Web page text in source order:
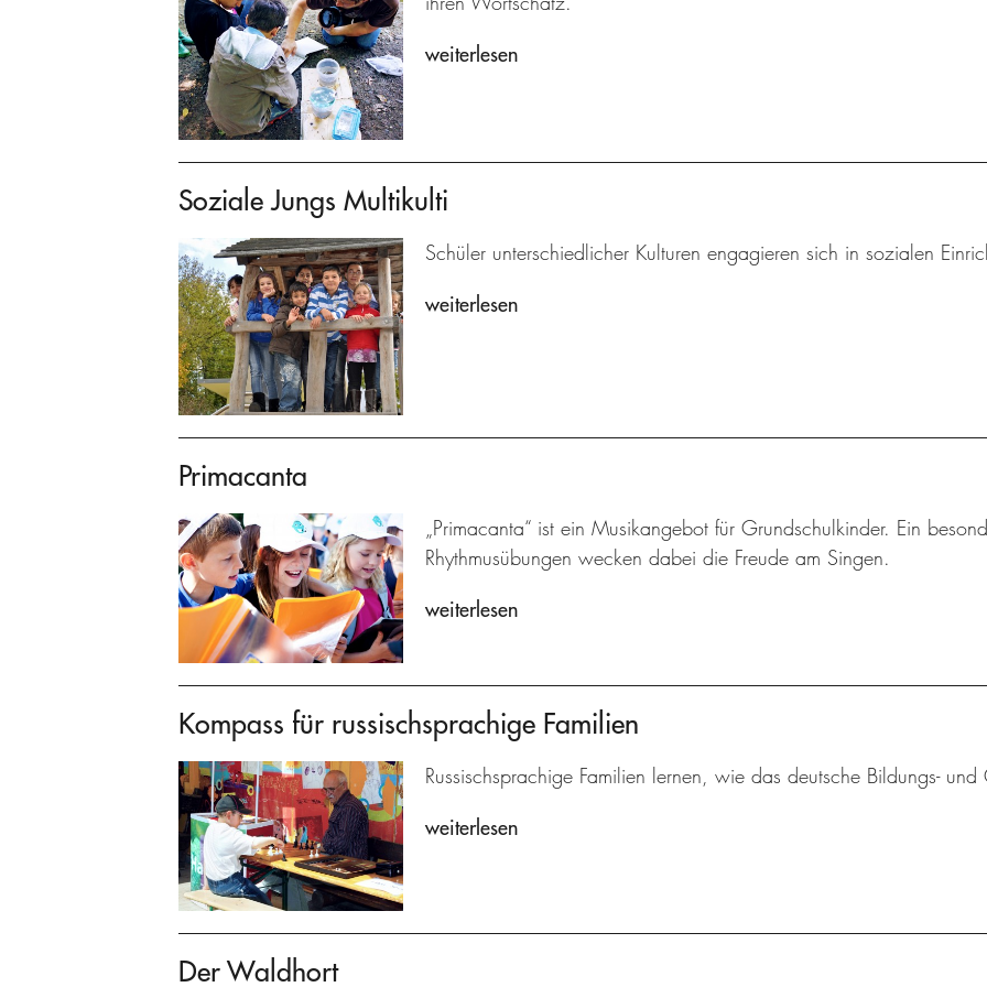
weiterlesen
Soziale Jungs Multikulti
Schüler unterschiedlicher Kulturen engagieren sich in sozialen
weiterlesen
Primacanta
„Primacanta“ ist ein Musikangebot für Grundschulkinder. Ein
Rhythmusübungen wecken dabei die Freude am Singen.
weiterlesen
Kompass für russischsprachige Familien
Russischsprachige Familien lernen, wie das deutsche Bildungs- und
weiterlesen
Der Waldhort